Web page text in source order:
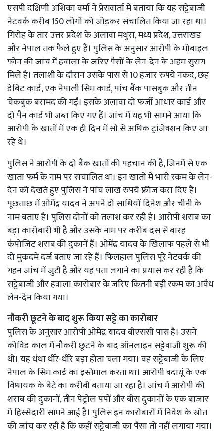
एसपी दक्षिणी अंशिका वर्मा ने प्रेसवार्ता में बताया कि यह सट्टेबाजी
नेटवर्क करीब 150 लोगों को जोड़कर संचालित किया जा रहा था।
गिरोह के तार उत्तर प्रदेश के अलावा मथुरा, मध्य प्रदेश, उत्तराखंड
और नेपाल तक फैले हुए हैं। पुलिस के अनुसार आरोपी के मोबाइल
फोन की जांच में हवाला के जरिए पैसों के लेन-देन के अहम सुराग
मिले हैं। तलाशी के दौरान उसके पास से 10 हजार रुपये नकद, छह
डेबिट कार्ड, एक नेपाली सिम कार्ड, पांच बैंक पासबुक और तीन
चेकबुक बरामद की गईं। इसके अलावा दो फर्जी आधार कार्ड और
दो पैन कार्ड भी जब्त किए गए हैं। जांच में यह भी सामने आया कि
आरोपी के खातों में एक ही दिन में सौ से अधिक ट्रांजेक्शन किए जा
रहे थे।
पुलिस ने आरोपी के दो बैंक खातों की पहचान की है, जिनमें से एक
खाता फर्म के नाम पर संचालित था। इन खातों में भारी रकम के लेन-
देन को देखते हुए पुलिस ने पांच लाख रुपये फ्रीज करा दिए हैं।
पूछताछ में ओमेंद्र यादव ने अपने दो साथियों दिनेश और चीनी के
नाम बताए हैं। पुलिस दोनों को तलाश कर रही है। आरोपी शराब का
बड़ा कारोबारी भी है और उसके नाम पर करीब दस से बारह
कंपोजिट शराब की दुकानें हैं। ओमेंद्र यादव के खिलाफ पहले से भी
दो मुकदमे दर्ज बताए जा रहे हैं। फिलहाल पुलिस पूरे नेटवर्क की
गहन जांच में जुटी है और यह पता लगाने का प्रयास कर रही है कि
सट्टेबाजी और हवाला कारोबार के जरिए कितनी बड़ी रकम का अवैध
लेन-देन किया गया।
नौकरी छूटने के बाद शुरू किया सट्टे का कारोबार
पुलिस के अनुसार आरोपी ओमेंद्र यादव बीएससी पास है। उसने
कोविड काल में नौकरी छूटने के बाद ऑनलाइन सट्टेबाजी शुरू की
थी। यह धंधा धीरे-धीरे बड़ा होता चला गया। वह सट्टेबाजी के लिए
नेपाल के सिम कार्ड का इस्तेमाल करता था। आरोपी बदायूं के एक
विधायक के बेटे का करीबी बताया जा रहा है। जांच में आरोपी की
शराब की दुकानों, तीन पेट्रोल पंपों और बीस दुकानों के एक बाजार
में हिस्सेदारी सामने आई है। पुलिस इन कारोबारों में निवेश के स्रोत
की जांच कर रही है कि कहीं सट्टेबाजी का पैसा तो नहीं लगाया गया।